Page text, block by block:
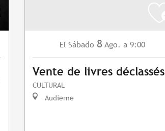
El Sábado 8 Ago. a 9:00
Vente de livres déclassés
CULTURAL
Audierne